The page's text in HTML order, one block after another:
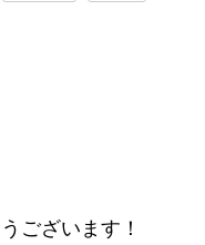
ございます！